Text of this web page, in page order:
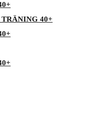
40+